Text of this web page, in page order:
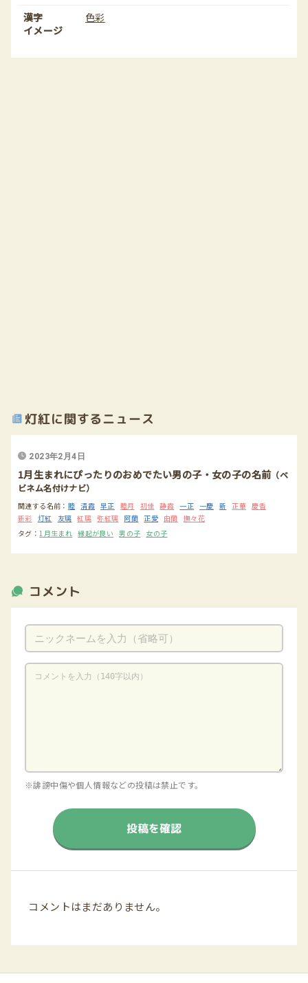
漢字
イメージ
色彩
灯紅に関するニュース
2023年2月4日
1月生まれにぴったりのおめでたい男の子・女の子の名前（ベ
ビネム名付けナビ）
関連する名前： 睦 清霞 早正 睦月 初佳 静霞 一正 一慶 新 正華 慶香
新彩 灯紅 友璃 紅璃 弥紅璃 阿蘭 正愛 由蘭 撫々花
タグ：1月生まれ 縁起が良い 男の子 女の子
コメント
※誹謗中傷や個人情報などの投稿は禁止です。
投稿を確認
コメントはまだありません。